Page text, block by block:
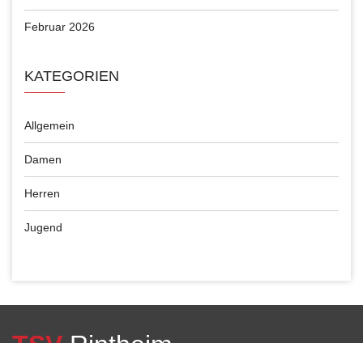
Februar 2026
KATEGORIEN
Allgemein
Damen
Herren
Jugend